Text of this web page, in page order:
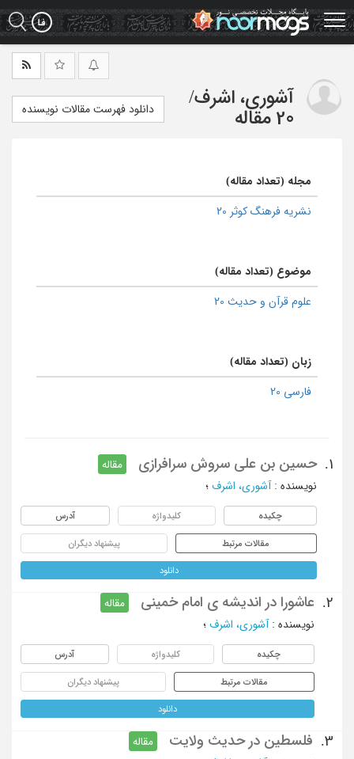
Skip
to
main
آشوری، اشرف/
20 مقاله
دانلود فهرست مقالات نویسنده
مجله (تعداد مقاله)
نشریه فرهنگ کوثر 20
موضوع (تعداد مقاله)
علوم قرآن و حدیث 20
زبان (تعداد مقاله)
فارسی 20
1. حسین بن علی سروش سرافرازی
مقاله
نویسنده : آشوری، اشرف ؛
چکیده کلیدواژه آدرس
مقالات مرتبط پیشنهاد دیگران
دانلود
2. عاشورا در اندیشه ی امام خمینی
مقاله
نویسنده : آشوری، اشرف ؛
چکیده کلیدواژه آدرس
مقالات مرتبط پیشنهاد دیگران
دانلود
3. فلسطین در حدیث ولایت
مقاله